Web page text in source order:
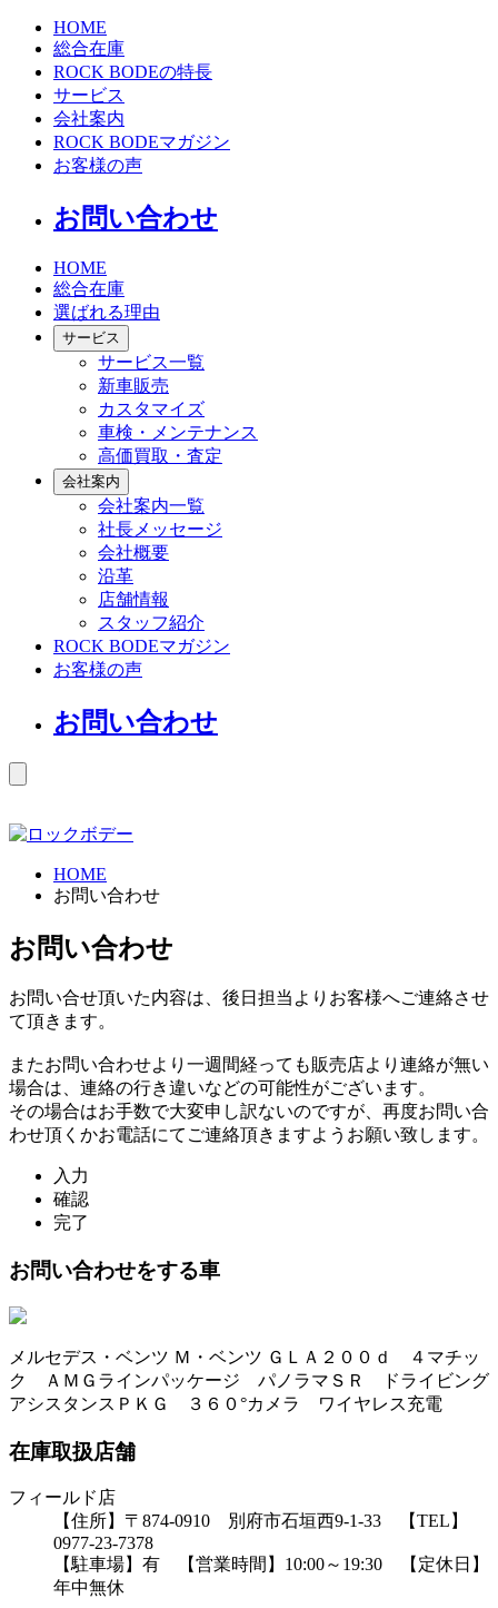
HOME
総合在庫
ROCK BODEの特長
サービス
会社案内
ROCK BODEマガジン
お客様の声
お問い合わせ
HOME
総合在庫
選ばれる理由
サービス
サービス一覧
新車販売
カスタマイズ
車検・メンテナンス
高価買取・査定
会社案内
会社案内一覧
社長メッセージ
会社概要
沿革
店舗情報
スタッフ紹介
ROCK BODEマガジン
お客様の声
お問い合わせ
HOME
お問い合わせ
お問い合わせ
お問い合せ頂いた内容は、後日担当よりお客様へご連絡させ
て頂きます。
またお問い合わせより一週間経っても販売店より連絡が無い
場合は、連絡の行き違いなどの可能性がございます。
その場合はお手数で大変申し訳ないのですが、再度お問い合
わせ頂くかお電話にてご連絡頂きますようお願い致します。
入力
確認
完了
お問い合わせをする車
メルセデス・ベンツ Ｍ・ベンツ ＧＬＡ２００ｄ ４マチッ
ク ＡＭＧラインパッケージ パノラマＳＲ ドライビング
アシスタンスＰＫＧ ３６０°カメラ ワイヤレス充電
在庫取扱店舗
フィールド店
【住所】〒874-0910 別府市石垣西9-1-33 【TEL】
0977-23-7378
【駐車場】有 【営業時間】10:00～19:30 【定休日】
年中無休